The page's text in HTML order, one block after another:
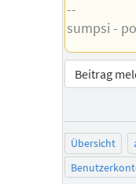
--
sumpsi -
Beitrag
Übersicht